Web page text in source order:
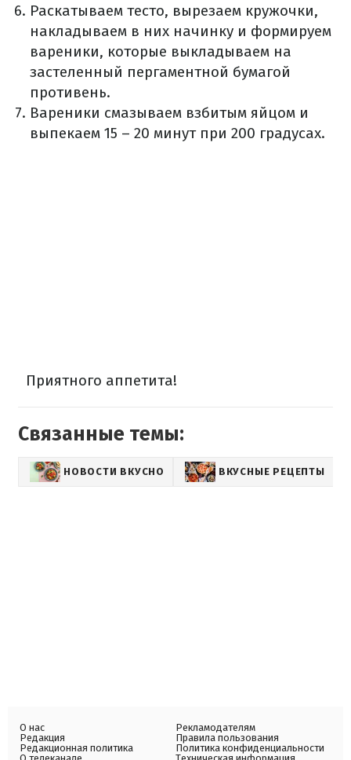
Раскатываем тесто, вырезаем кружочки,
накладываем в них начинку и формируем
вареники, которые выкладываем на
застеленный пергаментной бумагой
противень.
Вареники смазываем взбитым яйцом и
выпекаем 15 – 20 минут при 200 градусах.
Приятного аппетита!
Связанные темы:
НОВОСТИ ВКУСНО ВКУСНЫЕ РЕЦЕПТЫ
О нас
Редакция
Редакционная политика
Рекламодателям
Правила пользования
Политика конфиденциальности